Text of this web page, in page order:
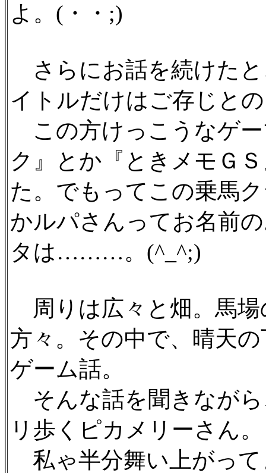
よ。(・・;)
さらにお話を続けた
イトルだけはご存じと
この方けっこうなゲ
ク』とか『ときメモＧ
た。でもってこの乗馬
かルパさんってお名前
タは………。(^_^;)
周りは広々と畑。馬
方々。その中で、晴天
ゲーム話。
そんな話を聞きなが
リ歩くピカメリーさん。
私ゃ半分舞い上がって